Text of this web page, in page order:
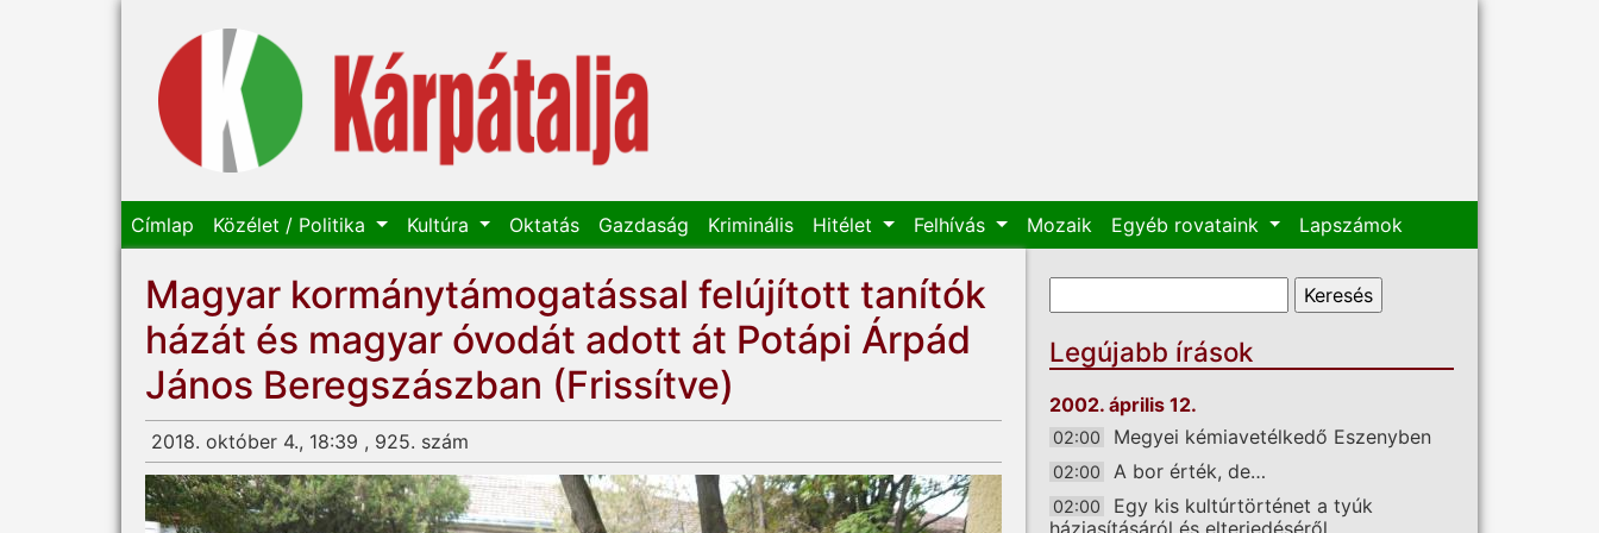
Címlap Közélet / Politika Kultúra Oktatás Gazdaság Kriminális Hitélet Felhívás Mozaik Egyéb rovataink Lapszámok
Magyar kormánytámogatással felújított tanítók
házát és magyar óvodát adott át Potápi Árpád
János Beregszászban (Frissítve)
2018. október 4., 18:39 , 925. szám
Keresés űrlap
Legújabb írások
2002. április 12.
02:00 Megyei kémiavetélkedő Eszenyben
02:00 A bor érték, de…
02:00
Egy kis kultúrtörténet a tyúk